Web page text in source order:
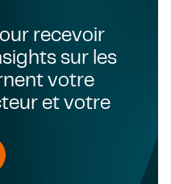
recevoir
sur les
votre
et votre